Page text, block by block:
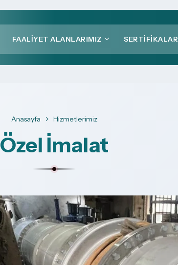
FAALIYET ALANLARIMIZ SERTIFIKALAR
Anasayfa Hizmetlerimiz
Özel İmalat